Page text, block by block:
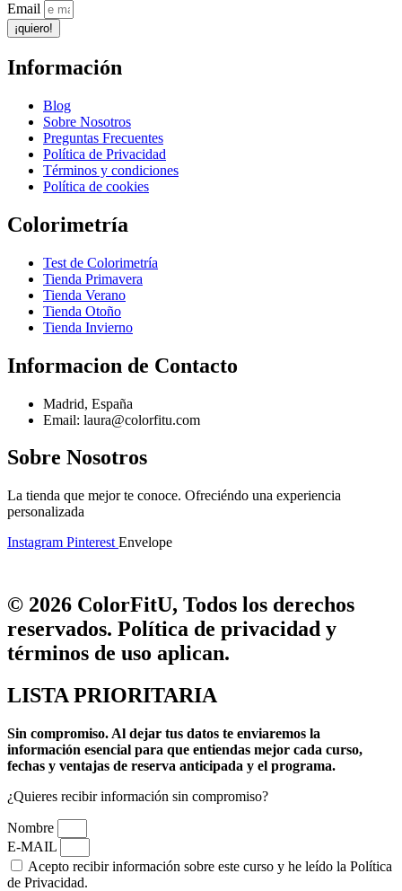
Email
¡quiero!
Información
Blog
Sobre Nosotros
Preguntas Frecuentes
Política de Privacidad
Términos y condiciones
Política de cookies
Colorimetría
Test de Colorimetría
Tienda Primavera
Tienda Verano
Tienda Otoño
Tienda Invierno
Informacion de Contacto
Madrid, España
Email: laura@colorfitu.com
Sobre Nosotros
La tienda que mejor te conoce. Ofreciéndo una experiencia
personalizada
Instagram Pinterest Envelope
© 2026 ColorFitU, Todos los derechos
reservados. Política de privacidad y
términos de uso aplican.
LISTA PRIORITARIA
Sin compromiso. Al dejar tus datos te enviaremos la
información esencial para que entiendas mejor cada curso,
fechas y ventajas de reserva anticipada y el programa.
¿Quieres recibir información sin compromiso?
Nombre
E-MAIL
Acepto recibir información sobre este curso y he leído la Política
de Privacidad.